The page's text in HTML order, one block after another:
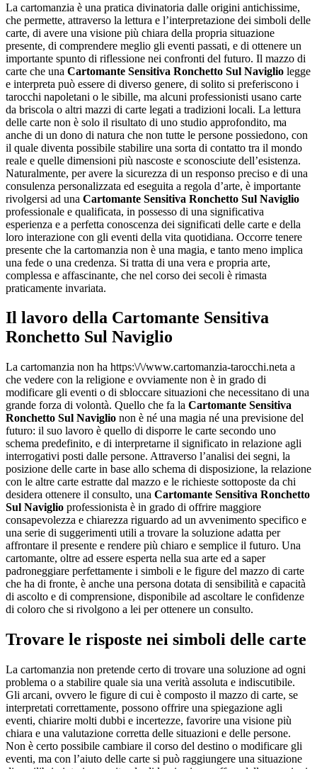
La cartomanzia è una pratica divinatoria dalle origini antichissime,
che permette, attraverso la lettura e l’interpretazione dei simboli delle
carte, di avere una visione più chiara della propria situazione
presente, di comprendere meglio gli eventi passati, e di ottenere un
importante spunto di riflessione nei confronti del futuro. Il mazzo di
carte che una Cartomante Sensitiva Ronchetto Sul Naviglio legge
e interpreta può essere di diverso genere, di solito si preferiscono i
tarocchi napoletani o le sibille, ma alcuni professionisti usano carte
da briscola o altri mazzi di carte legati a tradizioni locali. La lettura
delle carte non è solo il risultato di uno studio approfondito, ma
anche di un dono di natura che non tutte le persone possiedono, con
il quale diventa possibile stabilire una sorta di contatto tra il mondo
reale e quelle dimensioni più nascoste e sconosciute dell’esistenza.
Naturalmente, per avere la sicurezza di un responso preciso e di una
consulenza personalizzata ed eseguita a regola d’arte, è importante
rivolgersi ad una Cartomante Sensitiva Ronchetto Sul Naviglio
professionale e qualificata, in possesso di una significativa
esperienza e a perfetta conoscenza dei significati delle carte e della
loro interazione con gli eventi della vita quotidiana. Occorre tenere
presente che la cartomanzia non è una magia, e tanto meno implica
una fede o una credenza. Si tratta di una vera e propria arte,
complessa e affascinante, che nel corso dei secoli è rimasta
praticamente invariata.
Il lavoro della Cartomante Sensitiva
Ronchetto Sul Naviglio
La cartomanzia non ha https:\/\/www.cartomanzia-tarocchi.neta a
che vedere con la religione e ovviamente non è in grado di
modificare gli eventi o di sbloccare situazioni che necessitano di una
grande forza di volontà. Quello che fa la Cartomante Sensitiva
Ronchetto Sul Naviglio non è né una magia né una previsione del
futuro: il suo lavoro è quello di disporre le carte secondo uno
schema predefinito, e di interpretarne il significato in relazione agli
interrogativi posti dalle persone. Attraverso l’analisi dei segni, la
posizione delle carte in base allo schema di disposizione, la relazione
con le altre carte estratte dal mazzo e le richieste sottoposte da chi
desidera ottenere il consulto, una Cartomante Sensitiva Ronchetto
Sul Naviglio professionista è in grado di offrire maggiore
consapevolezza e chiarezza riguardo ad un avvenimento specifico e
una serie di suggerimenti utili a trovare la soluzione adatta per
affrontare il presente e rendere più chiaro e semplice il futuro. Una
cartomante, oltre ad essere esperta nella sua arte ed a saper
padroneggiare perfettamente i simboli e le figure del mazzo di carte
che ha di fronte, è anche una persona dotata di sensibilità e capacità
di ascolto e di comprensione, disponibile ad ascoltare le confidenze
di coloro che si rivolgono a lei per ottenere un consulto.
Trovare le risposte nei simboli delle carte
La cartomanzia non pretende certo di trovare una soluzione ad ogni
problema o a stabilire quale sia una verità assoluta e indiscutibile.
Gli arcani, ovvero le figure di cui è composto il mazzo di carte, se
interpretati correttamente, possono offrire una spiegazione agli
eventi, chiarire molti dubbi e incertezze, favorire una visione più
chiara e una valutazione corretta delle situazioni e delle persone.
Non è certo possibile cambiare il corso del destino o modificare gli
eventi, ma con l’aiuto delle carte si può raggiungere una situazione